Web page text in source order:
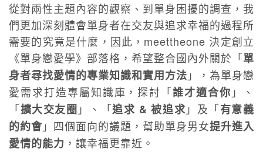
從對兩性主題內容的觀察、到單身困擾的調查，我
們更加深刻體會單身者在交友與追求幸福的過程所
需要的究竟是什麼，因此，meettheone 決定創立
《單身戀愛學》部落格，希望整合國內外關於「單
身者尋找愛情的專業知識和實用方法 」，為單身戀
愛需求打造專屬知識庫，探討「誰才適合你 」、
「擴大交友圈 」、「追求 & 被追求」及「有意義
的約會」四個面向的議題，幫助單身男女提升進入
愛情的能力 ，讓幸福更靠近。